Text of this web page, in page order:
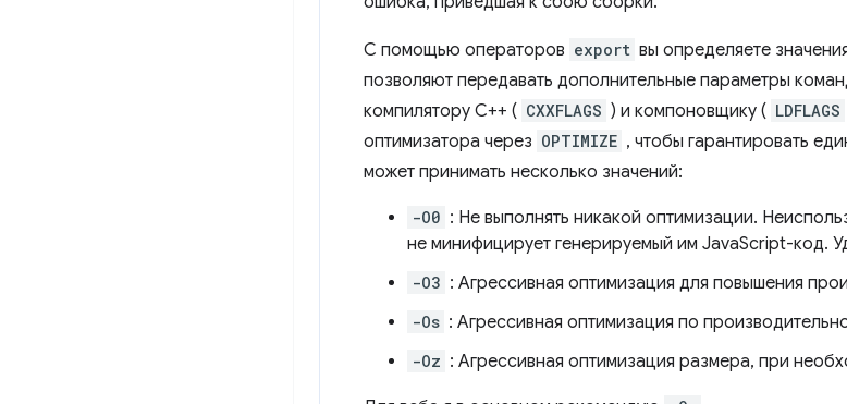
С помощью операторов export вы определяете
позволяют передавать дополнительные параметры
компилятору C++ ( CXXFLAGS ) и компоновщику ( LDFLAGS
оптимизатора через OPTIMIZE , чтобы гарантировать
может принимать несколько значений:
-O0 : Не выполнять никакой оптимизации.
не минифицирует генерируемый им JavaScript-код.
-O3 : Агрессивная оптимизация для повышения
-Os : Агрессивная оптимизация по
-Oz : Агрессивная оптимизация размера, при